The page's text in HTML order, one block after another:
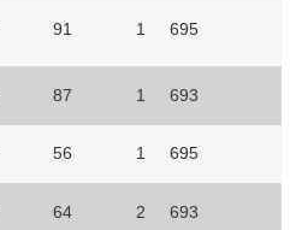
91 1 695
87 1 693
56 1 695
64 2 693